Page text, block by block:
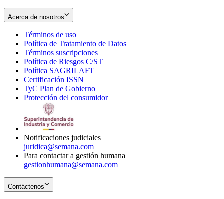
Acerca de nosotros
Términos de uso
in
new
window
Política de Tratamiento de Datos
Términos suscripciones
in
Política de Riesgos C/ST
Política SAGRILAFT
new
window
Certificación ISSN
in
new
TyC Plan de Gobierno
in
Protección del consumidorOpens
Notificaciones judiciales
juridica@semana.com
Para contactar a gestión humana
gestionhumana@semana.com
Contáctenos